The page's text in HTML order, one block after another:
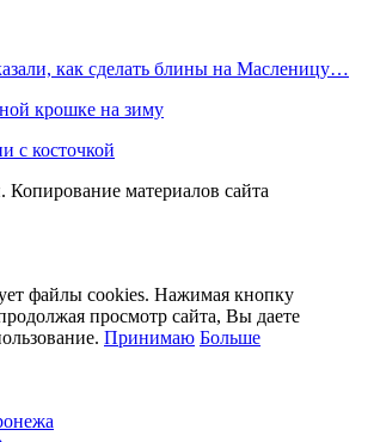
как сделать блины на Масленицу…
крошке на зиму
с косточкой
материалов сайта
файлы cookies. Нажимая кнопку
просмотр сайта, Вы даете
Принимаю Больше